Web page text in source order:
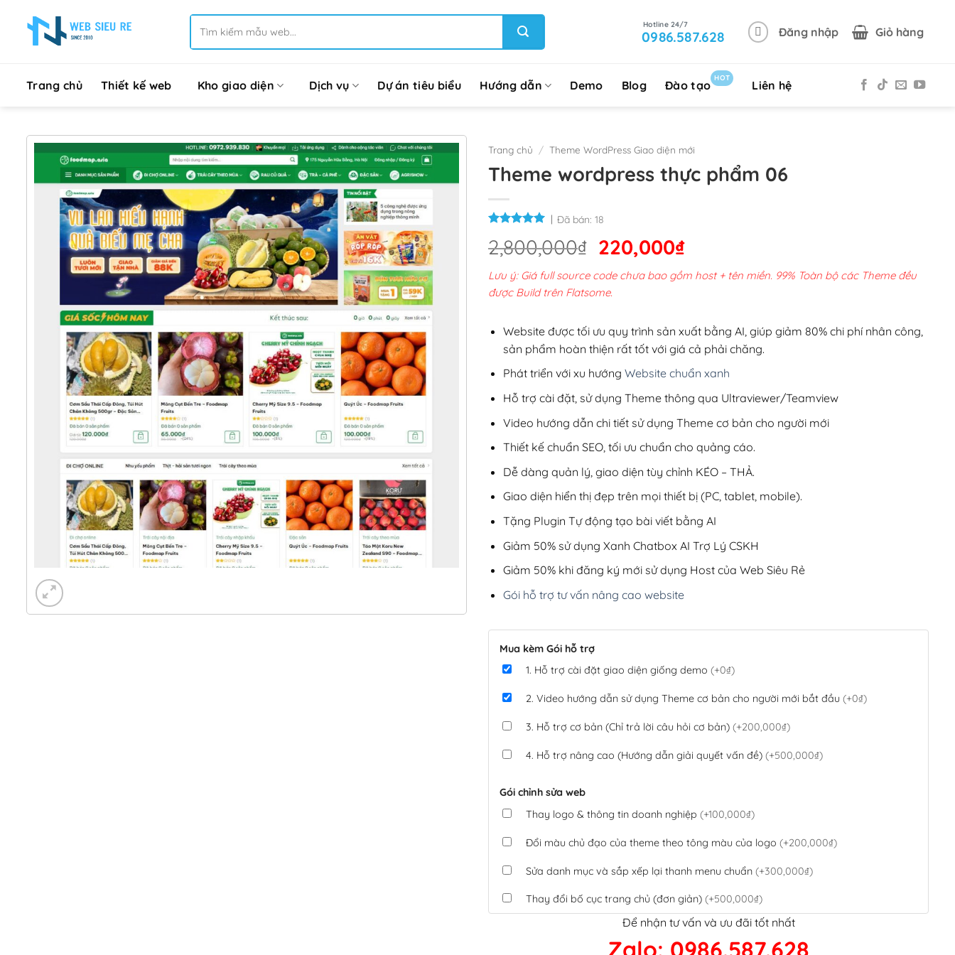
kiếm:
0986.587.628 Đăng nhập Giỏ hàng
Trang chủ Thiết kế web Kho giao diện Dịch vụ Dự án tiêu biểu Hướng dẫn Demo Blog Đào tạo
HOT
Liên hệ
Trang chủ / Theme WordPress Giao diện mới
Theme wordpress thực phẩm 06
Đã bán: 18
2,800,000₫ Giá
gốc
là:
220,000₫Giá
hiện
tại
220,000₫.
Lưu ý: Giá full source code chưa bao gồm host + tên miền. 99% Toàn bộ các Theme đều
được Build trên Flatsome.
Website được tối ưu quy trình sản xuất bằng AI, giúp giảm 80% chi phí nhân công,
sản phẩm hoàn thiện rất tốt với giá cả phải chăng.
Phát triển với xu hướng Website chuẩn xanh
Hỗ trợ cài đặt, sử dụng Theme thông qua Ultraviewer/Teamview
Video hướng dẫn chi tiết sử dụng Theme cơ bản cho người mới
Thiết kế chuẩn SEO, tối ưu chuẩn cho quảng cáo.
Dễ dàng quản lý, giao diện tùy chỉnh KÉO – THẢ.
Giao diện hiển thị đẹp trên mọi thiết bị (PC, tablet, mobile).
Tặng Plugin Tự động tạo bài viết bằng AI
Giảm 50% sử dụng Xanh Chatbox AI Trợ Lý CSKH
Giảm 50% khi đăng ký mới sử dụng Host của Web Siêu Rẻ
Gói hỗ trợ tư vấn nâng cao website
Mua kèm Gói hỗ trợ
1. Hỗ trợ cài đặt giao diện giống demo (+0₫)
2. Video hướng dẫn sử dụng Theme cơ bản cho người mới bắt đầu (+0₫)
3. Hỗ trợ cơ bản (Chỉ trả lời câu hỏi cơ bản) (+200,000₫)
4. Hỗ trợ nâng cao (Hướng dẫn giải quyết vấn đề) (+500,000₫)
Gói chỉnh sửa web
Thay logo & thông tin doanh nghiệp (+100,000₫)
Đổi màu chủ đạo của theme theo tông màu của logo (+200,000₫)
Sửa danh mục và sắp xếp lại thanh menu chuẩn (+300,000₫)
Thay đổi bố cục trang chủ (đơn giản) (+500,000₫)
Tích hợp thanh toán QR Code ngân hàng(+100,000₫)
Để nhận tư vấn và ưu đãi tốt nhất
Zalo: 0986.587.628